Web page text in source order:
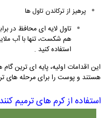
پرهیز از ترکاندن تاول ها
تاول لایه ای محافظ در
هم شکست، تنها با آب
استفاده کنید .
این اقدامات اولیه، پایه ای ترین
هستند و پوست را برای مرحله های
استفاده از کرم های ترمیم